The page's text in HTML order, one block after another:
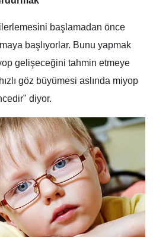
başlamadan önce
başlıyorlar. Bunu yapmak
gelişeceğini tahmin etmeye
göz büyümesi aslında miyop
diyor.